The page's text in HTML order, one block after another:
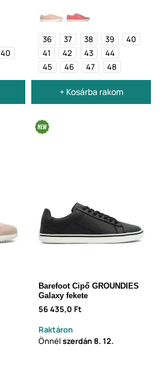
40
36 37 38 39
40
41
42 43
44
45
46 47 48
+ Kosárba rakom
Barefoot Cipő GROUNDIES
Galaxy fekete
56 435,0 Ft
Raktáron
Önnélszerdán8. 12.